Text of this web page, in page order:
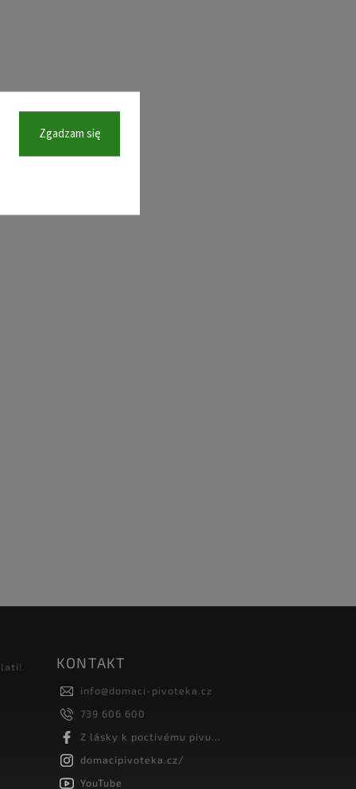
Zgadzam się
KONTAKT
info@domaci-pivoteka.cz
739 606 600
Z lásky k poctivému pivu...
domacipivoteka.cz/
YouTube